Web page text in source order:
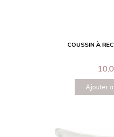
COUSSIN À
Ajouter